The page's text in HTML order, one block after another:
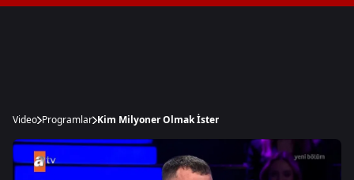
Video Programlar Kim Milyoner Olmak İster